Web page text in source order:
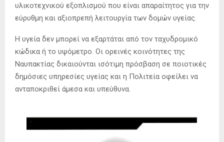
υλικοτεχνικού εξοπλισμού που είναι απαραίτητος για την
εύρυθμη και αξιοπρεπή λειτουργία των δομών υγείας.
Η υγεία δεν μπορεί να εξαρτάται από τον ταχυδρομικό
κώδικα ή το υψόμετρο. Οι ορεινές κοινότητες της
Ναυπακτίας δικαιούνται ισότιμη πρόσβαση σε ποιοτικές
δημόσιες υπηρεσίες υγείας και η Πολιτεία οφείλει να
ανταποκριθεί άμεσα και υπεύθυνα.